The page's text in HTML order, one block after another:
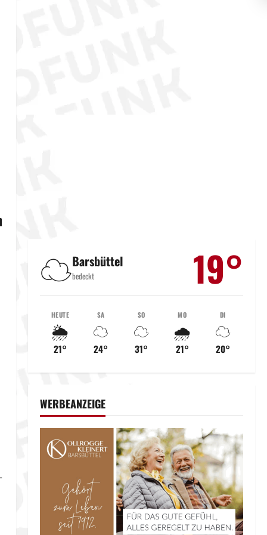
☁️Barsbüttel
bedeckt 19°
HEUTE
🌦️
21°
SA
☁️
24°
SO
☁️
31°
MO
🌧️
21°
DI
☁️
20°
WERBEANZEIGE